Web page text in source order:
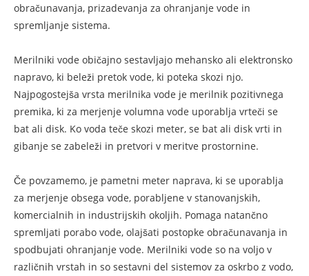
obračunavanja, prizadevanja za ohranjanje vode in
spremljanje sistema.
Merilniki vode običajno sestavljajo mehansko ali elektronsko
napravo, ki beleži pretok vode, ki poteka skozi njo.
Najpogostejša vrsta merilnika vode je merilnik pozitivnega
premika, ki za merjenje volumna vode uporablja vrteči se
bat ali disk. Ko voda teče skozi meter, se bat ali disk vrti in
gibanje se zabeleži in pretvori v meritve prostornine.
Če povzamemo, je pametni meter naprava, ki se uporablja
za merjenje obsega vode, porabljene v stanovanjskih,
komercialnih in industrijskih okoljih. Pomaga natančno
spremljati porabo vode, olajšati postopke obračunavanja in
spodbujati ohranjanje vode. Merilniki vode so na voljo v
različnih vrstah in so sestavni del sistemov za oskrbo z vodo,